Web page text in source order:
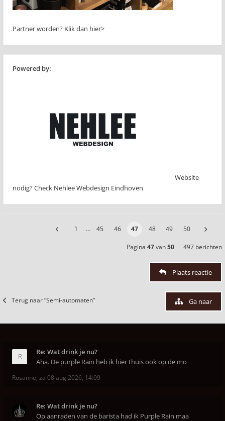
Partner worden? Klik dan hier>
Powered by:
Website
nodig? Check Nehlee Webdesign Eindhoven
1 … 45 46 47 48 49 50
Pagina 47van50 497 berichten
Plaats reactie
Terug naar “Semi-automaten” Ga naar
Re: Wat drink je nu?
Aha. De purple Rain heb ik hier thuis ook op de mo
Rosanne, za 08 aug 2026, 14:09
Re: Wat drink je nu?
Op aanraden van de barista had ik Purple Rain maa